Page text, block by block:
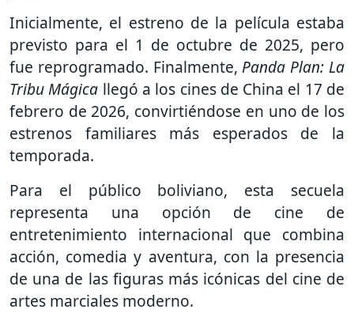
Inicialmente, el estreno de la película estaba
previsto para el 1 de octubre de 2025, pero
fue reprogramado. Finalmente,Panda Plan: La
Tribu Mágica llegó a los cines de China el 17 de
febrero de 2026, convirtiéndose en uno de los
estrenos familiares más esperados de la
temporada.
Para el público boliviano, esta secuela
representa una opción de cine de
entretenimiento internacional que combina
acción, comedia y aventura, con la presencia
de una de las figuras más icónicas del cine de
artes marciales moderno.